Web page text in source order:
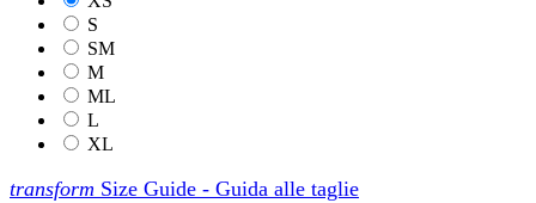
S
SM
M
ML
L
XL
transform Size Guide - Guida alle taglie